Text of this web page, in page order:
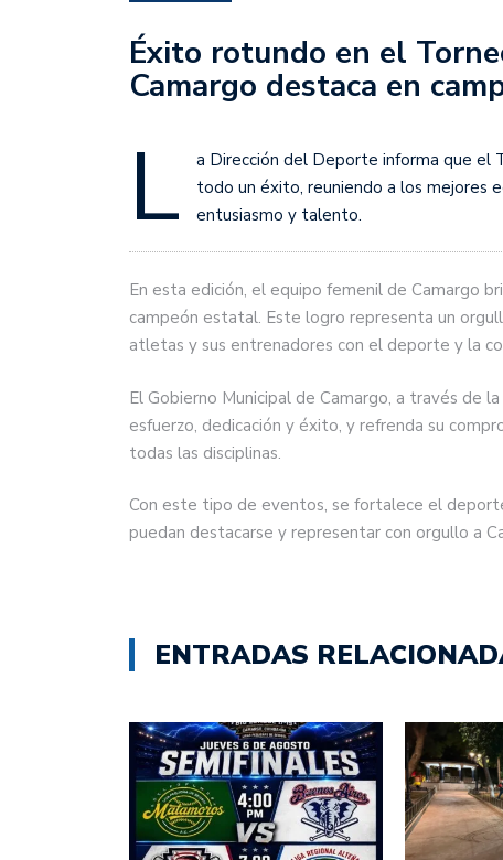
Éxito rotundo en el
Camargo destaca en
L
a Dirección del Deporte informa que el
todo un éxito, reuniendo a los mejores
entusiasmo y talento.
En esta edición, el equipo femenil de Camargo
campeón estatal. Este logro representa un
atletas y sus entrenadores con el deporte y la
El Gobierno Municipal de Camargo, a través de
esfuerzo, dedicación y éxito, y refrenda su
todas las disciplinas.
Con este tipo de eventos, se fortalece el
puedan destacarse y representar con orgullo a
ENTRADAS